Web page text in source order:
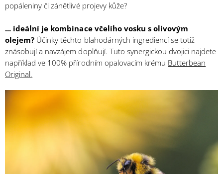
popáleniny či zánětlivé projevy kůže?
... ideální je kombinace včelího vosku s olivovým
olejem? Účinky těchto blahodárných ingrediencí se totiž
znásobují a navzájem doplňují. Tuto synergickou dvojici najdete
například ve 100% přírodním opalovacím krému Butterbean
Original.